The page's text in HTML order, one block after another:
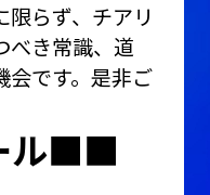
らず、チアリ
べき常識、道
会です。是非ご
ル■■